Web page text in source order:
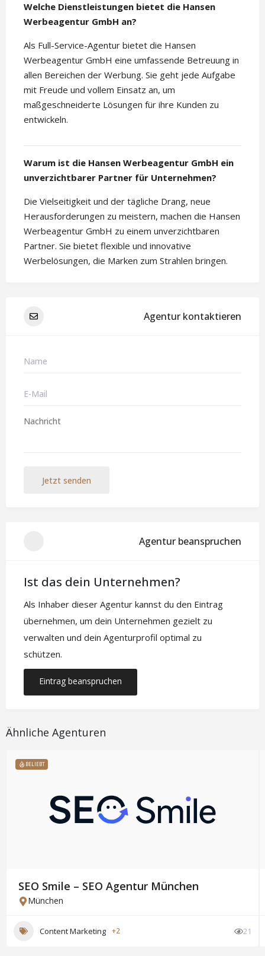
Welche Dienstleistungen bietet die Hansen
Werbeagentur GmbH an?
Als Full-Service-Agentur bietet die Hansen
Werbeagentur GmbH eine umfassende Betreuung in
allen Bereichen der Werbung. Sie geht jede Aufgabe
mit Freude und vollem Einsatz an, um
maßgeschneiderte Lösungen für ihre Kunden zu
entwickeln.
Warum ist die Hansen Werbeagentur GmbH ein
unverzichtbarer Partner für Unternehmen?
Die Vielseitigkeit und der tägliche Drang, neue
Herausforderungen zu meistern, machen die Hansen
Werbeagentur GmbH zu einem unverzichtbaren
Partner. Sie bietet flexible und innovative
Werbelösungen, die Marken zum Strahlen bringen.
Agentur kontaktieren
Jetzt senden
Agentur beanspruchen
Ist das dein Unternehmen?
Als Inhaber dieser Agentur kannst du den Eintrag
übernehmen, um dein Unternehmen gezielt zu
verwalten und dein Agenturprofil optimal zu
schützen.
Eintrag beanspruchen
Ähnliche Agenturen
BELIEBT
SEO Smile – SEO Agentur München
München
Content Marketing +2 21